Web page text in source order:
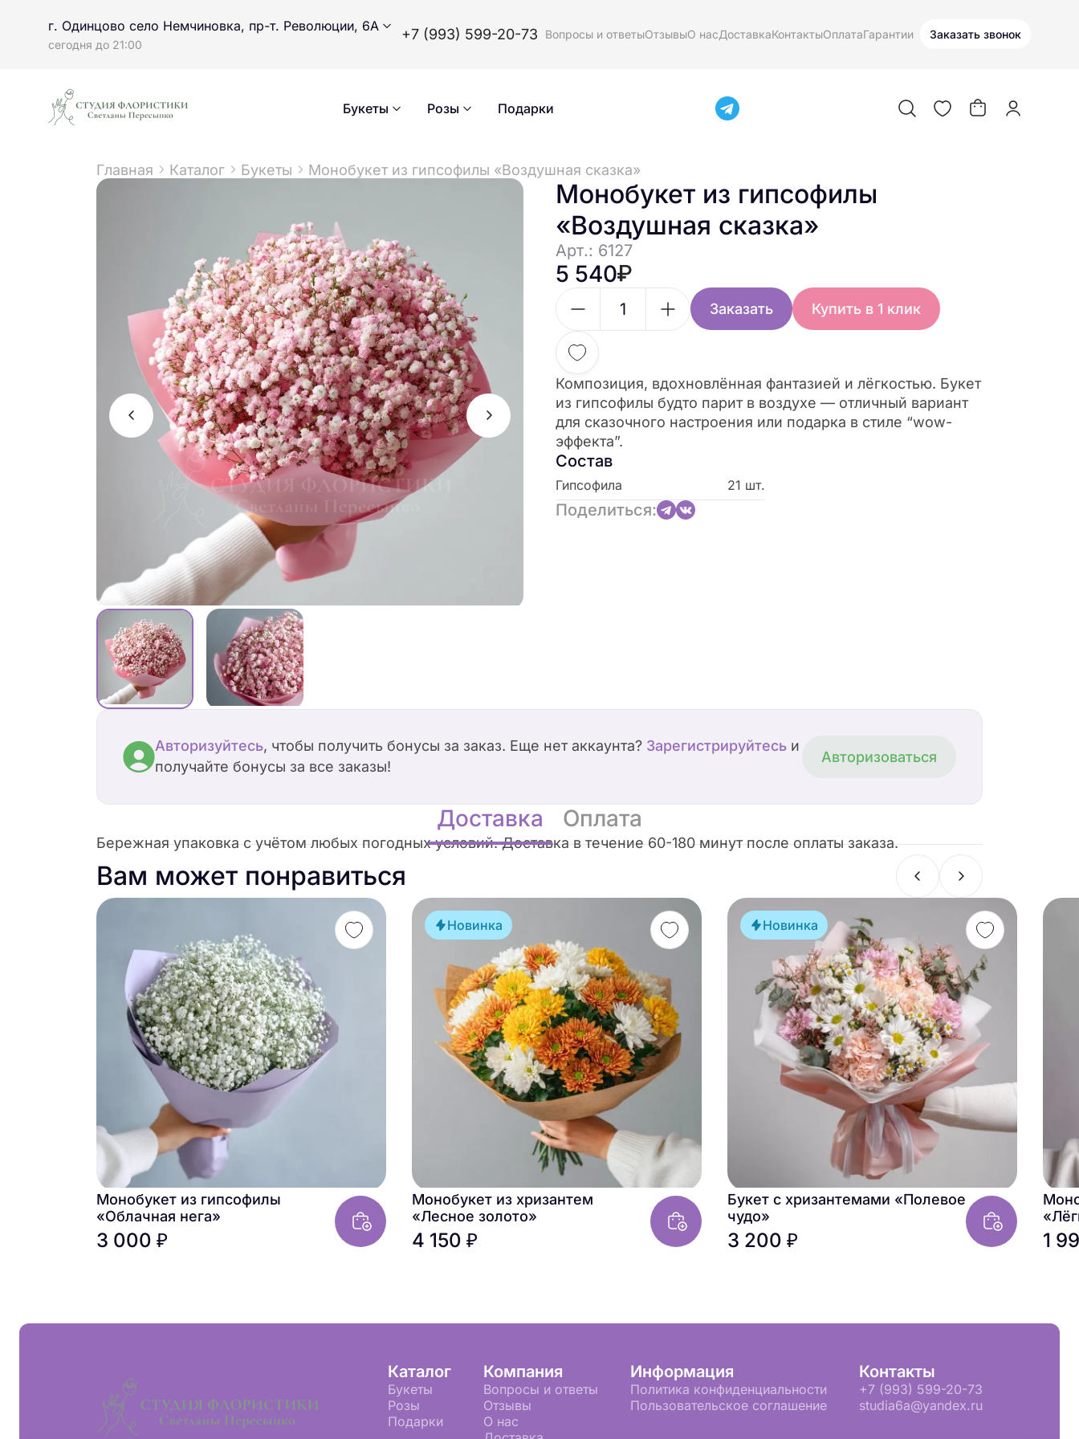
г. Одинцово село Немчиновка, пр-т. Революции, 6А
сегодня до 21:00
+7 (993) 599-20-73 Вопросы и ответыОтзывыО насДоставкаКонтактыОплатаГарантии Заказать звонок
Букеты Розы Подарки
Главная Каталог Букеты Монобукет из гипсофилы «Воздушная сказка»
Монобукет из гипсофилы
«Воздушная сказка»
Арт.: 6127
5 540
Заказать Купить в 1 клик
Композиция, вдохновлённая фантазией и лёгкостью. Букет
из гипсофилы будто парит в воздухе — отличный вариант
для сказочного настроения или подарка в стиле “wow-
эффекта”.
Состав
Гипсофила 21 шт.
Поделиться:
Авторизуйтесь, чтобы получить бонусы за заказ. Еще нет аккаунта? Зарегистрируйтесь и
получайте бонусы за все заказы!
Авторизоваться
Доставка Оплата
Бережная упаковка с учётом любых погодных условий. Доставка в течение 60-180 минут после оплаты заказа.
Вам может понравиться
Монобукет из гипсофилы
«Облачная нега»
3 000 ₽
Новинка
Монобукет из хризантем
«Лесное золото»
4 150 ₽
Новинка
Букет с хризантемами «Полевое
чудо»
3 200 ₽ 1
Каталог
Букеты
Розы
Подарки
Компания
Вопросы и ответы
Отзывы
О нас
Информация
Политика конфиденциальности
Пользовательское соглашение
Контакты
+7 (993) 599-20-73
studia6a@yandex.ru